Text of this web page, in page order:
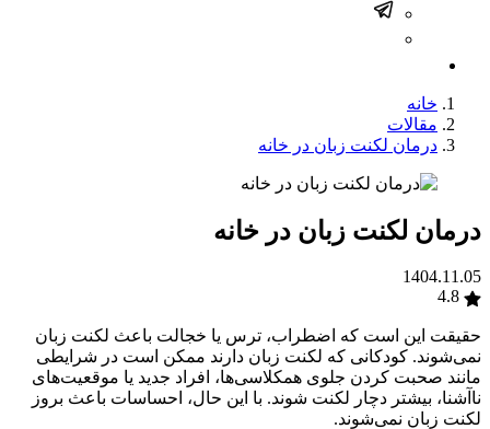
خانه
مقالات
درمان لکنت زبان در خانه
درمان لکنت زبان در خانه
1404.11.05
4.8
حقیقت این است که اضطراب، ترس یا خجالت باعث لکنت زبان
نمی‌شوند. کودکانی که لکنت زبان دارند ممکن است در شرایطی
مانند صحبت کردن جلوی همکلاسی‌ها، افراد جدید یا موقعیت‌های
ناآشنا، بیشتر دچار لکنت شوند. با این حال، احساسات باعث بروز
لکنت زبان نمی‌شوند.